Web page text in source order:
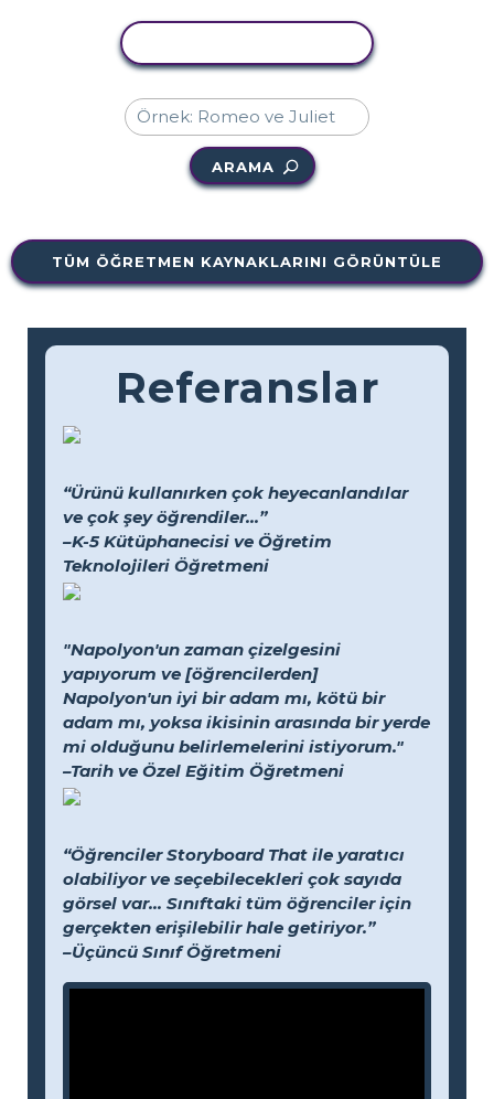
ARAMA
TÜM ÖĞRETMEN KAYNAKLARINI GÖRÜNTÜLE
Referanslar
“Ürünü kullanırken çok heyecanlandılar
ve çok şey öğrendiler...”
–K-5 Kütüphanecisi ve Öğretim
Teknolojileri Öğretmeni
"Napolyon'un zaman çizelgesini
yapıyorum ve [öğrencilerden]
Napolyon'un iyi bir adam mı, kötü bir
adam mı, yoksa ikisinin arasında bir yerde
mi olduğunu belirlemelerini istiyorum."
–Tarih ve Özel Eğitim Öğretmeni
“Öğrenciler Storyboard That ile yaratıcı
olabiliyor ve seçebilecekleri çok sayıda
görsel var... Sınıftaki tüm öğrenciler için
gerçekten erişilebilir hale getiriyor.”
–Üçüncü Sınıf Öğretmeni